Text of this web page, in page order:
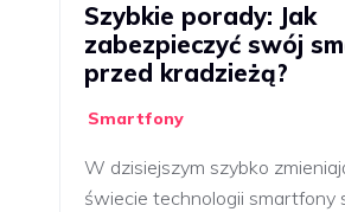
Szybkie porady: Jak
zabezpieczyć swój
przed kradzieżą?
Smartfony
W dzisiejszym szybko
świecie technologii smartfony